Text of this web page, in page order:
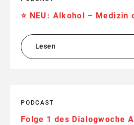
⭐️ NEU: Alkohol – Medizin
Lesen
PODCAST
Folge 1 des Dialogwoche